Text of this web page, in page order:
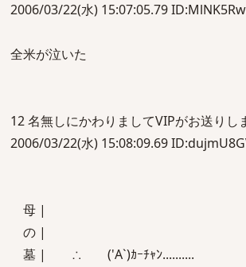
2006/03/22(水) 15:07:05.79
全米が泣いた
12 名無しにかわりましてVIPがお送りし
2006/03/22(水) 15:08:09.69
母 |
の |
墓 | ∴ ('A`)ｶｰﾁｬﾝ..........